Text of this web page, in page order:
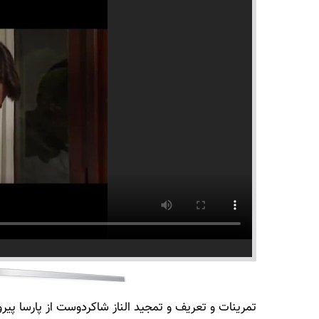
تمرینات و تعریف و تمجید الناز شاکردوست از پارسا